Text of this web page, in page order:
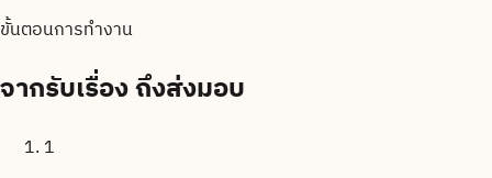
ขั้นตอนการทำงาน
จากรับเรื่องถึงส่งมอบ
1